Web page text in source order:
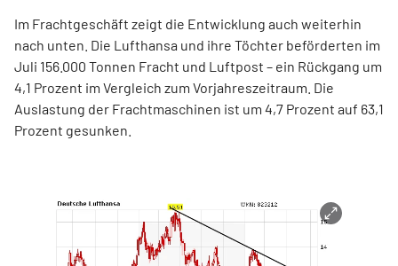
Im Frachtgeschäft zeigt die Entwicklung auch weiterhin
nach unten. Die Lufthansa und ihre Töchter beförderten im
Juli 156.000 Tonnen Fracht und Luftpost – ein Rückgang um
4,1 Prozent im Vergleich zum Vorjahreszeitraum. Die
Auslastung der Frachtmaschinen ist um 4,7 Prozent auf 63,1
Prozent gesunken.